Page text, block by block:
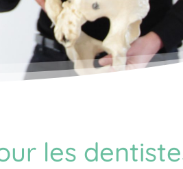
les